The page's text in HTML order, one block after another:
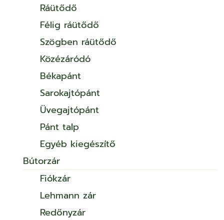
Ráütődő
Félig ráütődő
Szögben ráütődő
Közézáródó
Békapánt
Sarokajtópánt
Üvegajtópánt
Pánt talp
Egyéb kiegészítő
Bútorzár
Fiókzár
Lehmann zár
Redőnyzár